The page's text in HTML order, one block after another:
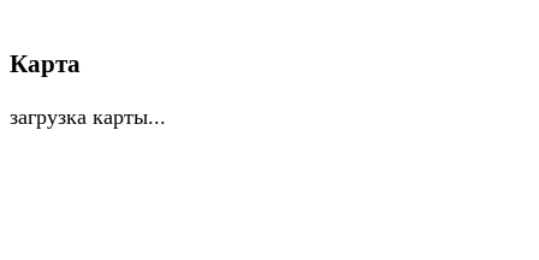
Карта
загрузка карты...